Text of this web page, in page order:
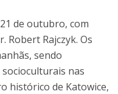
de outubro, com
Robert Rajczyk. Os
sendo
nas
histórico de Katowice,